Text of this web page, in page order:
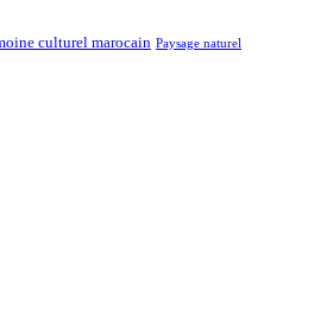
culturel marocain Paysage naturel